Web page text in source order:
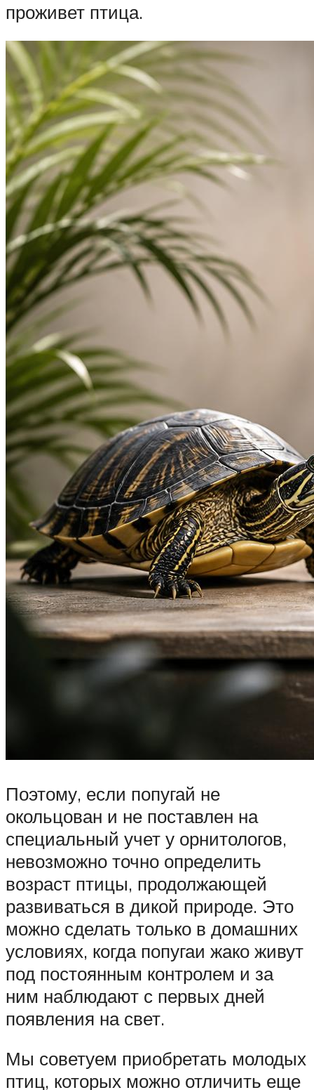
проживет птица.
Поэтому, если попугай не
окольцован и не поставлен на
специальный учет у орнитологов,
невозможно точно определить
возраст птицы, продолжающей
развиваться в дикой природе. Это
можно сделать только в домашних
условиях, когда попугаи жако живут
под постоянным контролем и за
ним наблюдают с первых дней
появления на свет.
Мы советуем приобретать молодых
птиц, которых можно отличить еще